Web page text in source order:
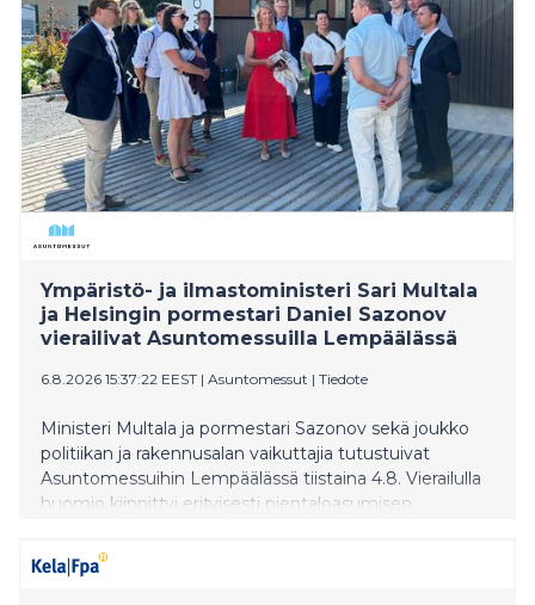
Ympäristö- ja ilmastoministeri Sari Multala
ja Helsingin pormestari Daniel Sazonov
vierailivat Asuntomessuilla Lempäälässä
6.8.2026 15:37:22 EEST | Asuntomessut | Tiedote
Ministeri Multala ja pormestari Sazonov sekä joukko
politiikan ja rakennusalan vaikuttajia tutustuivat
Asuntomessuihin Lempäälässä tiistaina 4.8. Vierailulla
huomio kiinnittyi erityisesti pientaloasumisen
rakentamisen ilmastoviisaisiin ratkaisuihin.
Asuntomessut Lempäälässä on avoinna vielä